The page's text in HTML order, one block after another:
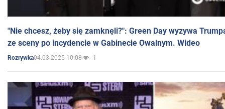
"Nie chcesz, żeby się zamknęli?": Green Day wyzywa
ze sceny po incydencie w Gabinecie Owalnym. Wideo
Rozrywka04.03.2025 10:08 1